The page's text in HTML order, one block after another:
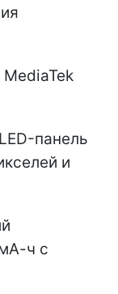
панель
и
ч с